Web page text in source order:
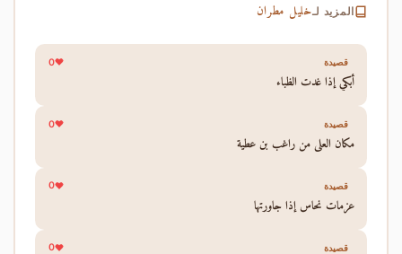
المزيد لـخليل مطران
قصيدة 0
أبكي إذا غدت الظباء
قصيدة 0
مكان العلى من راغب بن عطية
قصيدة 0
عزمات نحاس إذا جاورتها
قصيدة 0